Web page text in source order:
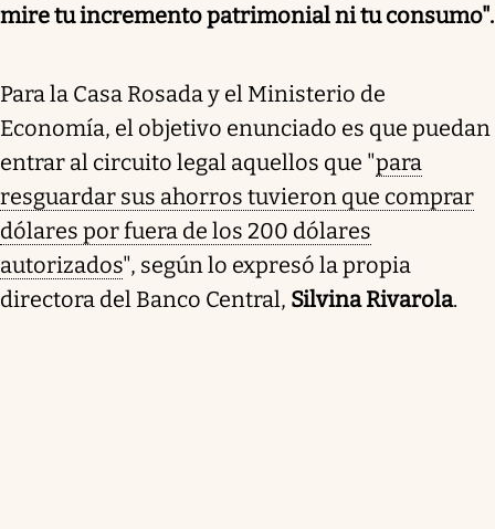
mire tu incremento patrimonial ni tu consumo".
Para la Casa Rosada y el Ministerio de
Economía, el objetivo enunciado es que puedan
entrar al circuito legal aquellos que "para
resguardar sus ahorros tuvieron que comprar
dólares por fuera de los 200 dólares
autorizados", según lo expresó la propia
directora del Banco Central, Silvina Rivarola.